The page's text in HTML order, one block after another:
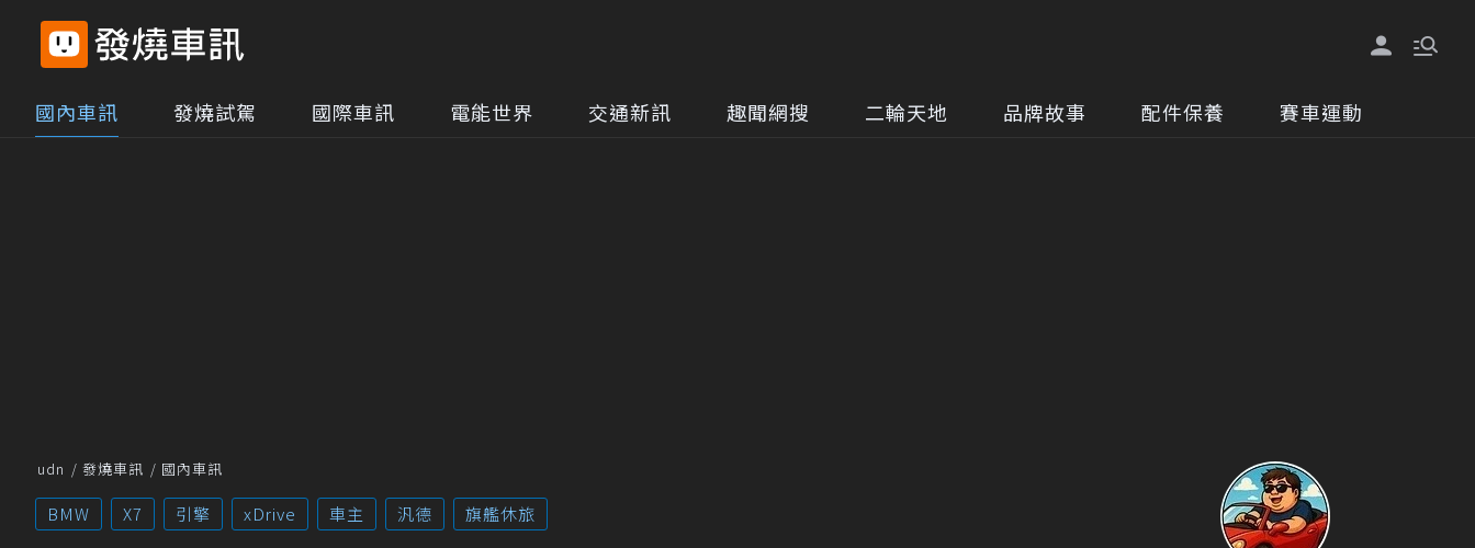
國內車訊 發燒試駕 國際車訊 電能世界 交通新訊 趣聞網搜 二輪天地 品牌故事 配件保養 賽車運動
udn 發燒車訊 國內車訊
BMW X7 引擎 xDrive 車主 汎德 旗艦休旅